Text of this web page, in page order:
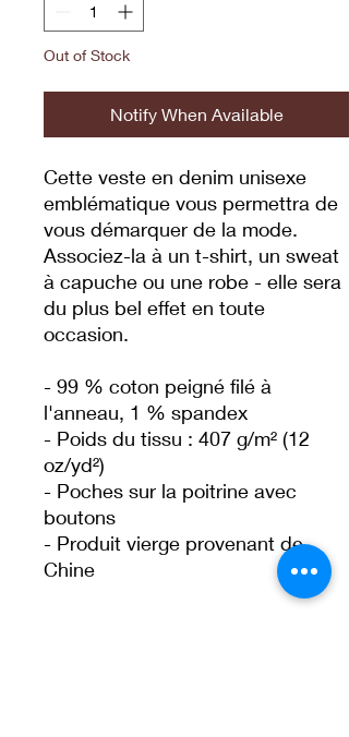
Out of Stock
Notify When Available
Cette veste en denim unisexe
emblématique vous permettra de
vous démarquer de la mode.
Associez-la à un t-shirt, un sweat
à capuche ou une robe - elle sera
du plus bel effet en toute
occasion.
- 99 % coton peigné filé à
l'anneau, 1 % spandex
- Poids du tissu : 407 g/m² (12
oz/yd²)
- Poches sur la poitrine avec
boutons
- Produit vierge provenant de
Chine